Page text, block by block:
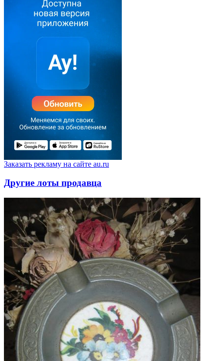
Заказать рекламу на сайте au.ru
Другие лоты продавца